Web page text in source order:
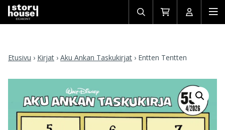
Avaa/sulje
haku
Siirry
ostoskoriin
Avaa/
Etusivu › Kirjat › Aku Ankan Taskukirjat › Entten Tentten